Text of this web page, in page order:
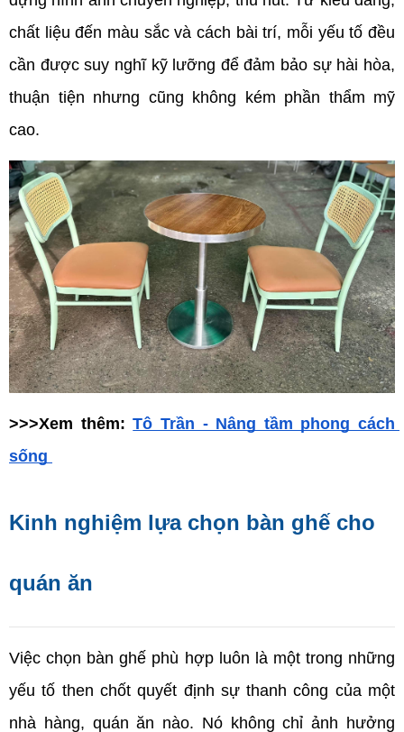
chất liệu đến màu sắc và cách bài trí, mỗi yếu tố đều
cần được suy nghĩ kỹ lưỡng để đảm bảo sự hài hòa,
thuận tiện nhưng cũng không kém phần thẩm mỹ
cao.
>>>Xem thêm: Tô Trần - Nâng tầm phong cách
sống
Kinh nghiệm lựa chọn bàn ghế cho
quán ăn
Việc chọn bàn ghế phù hợp luôn là một trong những
yếu tố then chốt quyết định sự thanh công của một
nhà hàng, quán ăn nào. Nó không chỉ ảnh hưởng